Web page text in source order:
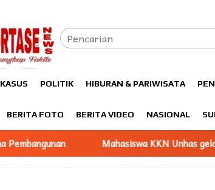
KASUS POLITIK HIBURAN & PARIWISATA
BERITA FOTO BERITA VIDEO NASIONAL
Mahasiswa KKN Unhas gelombang 116